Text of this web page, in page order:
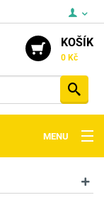
KOŠÍK
0 Kč
MENU